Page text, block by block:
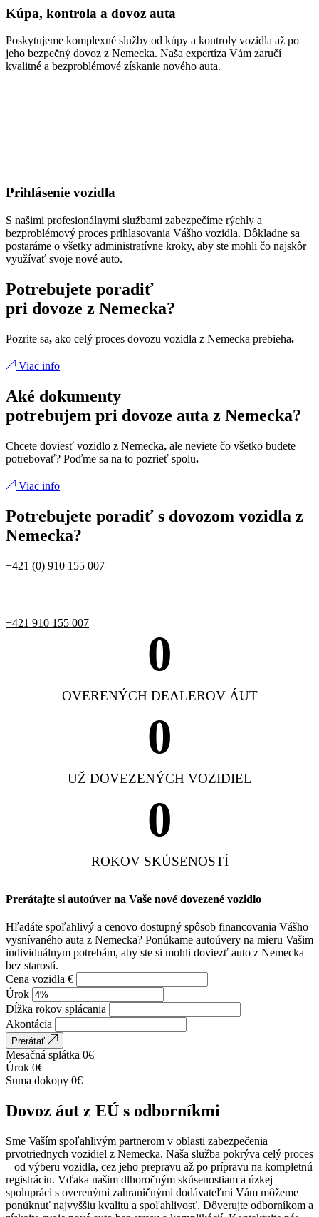
Kúpa, kontrola a dovoz auta
Poskytujeme komplexné služby od kúpy a kontroly vozidla až po
jeho bezpečný dovoz z Nemecka. Naša expertíza Vám zaručí
kvalitné a bezproblémové získanie nového auta.
Prihlásenie vozidla
S našimi profesionálnymi službami zabezpečíme rýchly a
bezproblémový proces prihlasovania Vášho vozidla. Dôkladne sa
postaráme o všetky administratívne kroky, aby ste mohli čo najskôr
využívať svoje nové auto.
Potrebujete poradiť
pri dovoze z Nemecka?
Pozrite sa, ako celý proces dovozu vozidla z Nemecka prebieha.
Viac info
Aké dokumenty
potrebujem pri dovoze auta z Nemecka?
Chcete doviesť vozidlo z Nemecka, ale neviete čo všetko budete
potrebovať? Poďme sa na to pozrieť spolu.
Viac info
Potrebujete poradiť s dovozom vozidla z
Nemecka?
+421 (0) 910 155 007
+421 910 155 007
OVERENÝCH DEALEROV ÁUT
0
UŽ DOVEZENÝCH VOZIDIEL
0
ROKOV SKÚSENOSTÍ
0
Prerátajte si autoúver na Vaše nové dovezené vozidlo
Hľadáte spoľahlivý a cenovo dostupný spôsob financovania Vášho
vysnívaného auta z Nemecka? Ponúkame autoúvery na mieru Vašim
individuálnym potrebám, aby ste si mohli doviezť auto z Nemecka
bez starostí.
Cena vozidla €
Úrok
Dĺžka rokov splácania
Akontácia
Prerátať
Mesačná splátka 0€
Úrok 0€
Suma dokopy 0€
Dovoz áut z EÚ s odborníkmi
Sme Vaším spoľahlivým partnerom v oblasti zabezpečenia
prvotriednych vozidiel z Nemecka. Naša služba pokrýva celý proces
– od výberu vozidla, cez jeho prepravu až po prípravu na kompletnú
registráciu. Vďaka našim dlhoročným skúsenostiam a úzkej
spolupráci s overenými zahraničnými dodávateľmi Vám môžeme
ponúknuť najvyššiu kvalitu a spoľahlivosť. Dôverujte odborníkom a